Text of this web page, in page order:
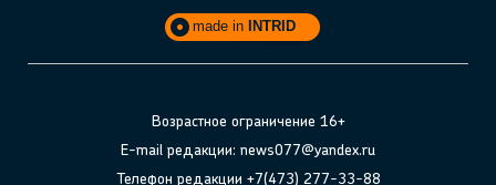
made in INTRID
Возрастное ограничение 16+
E-mail редакции: news077@yandex.ru
Телефон редакции +7(473) 277-33-88